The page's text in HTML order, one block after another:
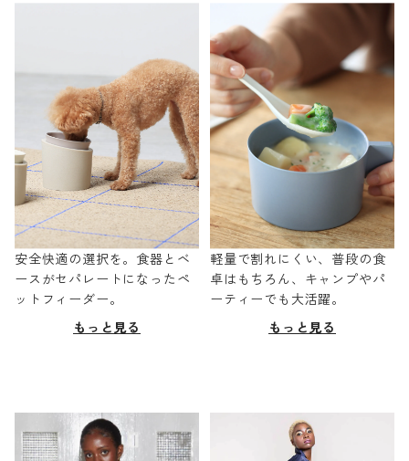
安全快適の選択を。食器とベ
ースがセパレートになったペ
ットフィーダー。
もっと見る
軽量で割れにくい、普段の食
卓はもちろん、キャンプやパ
ーティーでも大活躍。
もっと見る